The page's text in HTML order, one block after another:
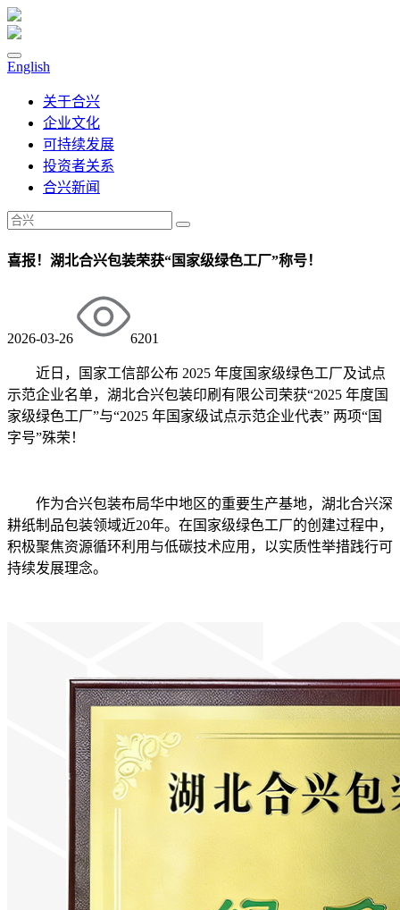
English
关于合兴
企业文化
可持续发展
投资者关系
合兴新闻
喜报！湖北合兴包装荣获“国家级绿色工厂”称号！
2026-03-26 6201
近日，国家工信部公布 2025 年度国家级绿色工厂及试点
示范企业名单，湖北合兴包装印刷有限公司荣获“2025 年度国
家级绿色工厂”与“2025 年国家级试点示范企业代表” 两项“国
字号”殊荣！
作为合兴包装布局华中地区的重要生产基地，湖北合兴深
耕纸制品包装领域近20年。在国家级绿色工厂的创建过程中，
积极聚焦资源循环利用与低碳技术应用，以实质性举措践行可
持续发展理念。